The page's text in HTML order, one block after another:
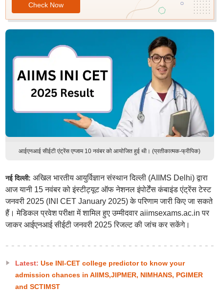
Check Now
आईएनआई सीईटी एंट्रेंस एग्जाम 10 नवंबर को आयोजित हुई थी। (प्रतीकात्मक-फ्रीपिक)
नई दिल्ली: अखिल भारतीय आयुर्विज्ञान संस्थान दिल्ली (AIIMS Delhi) द्वारा
आज यानी 15 नवंबर को इंस्टीट्यूट ऑफ नेशनल इंपोर्टेंस कंबाइंड एंट्रेंस टेस्ट
जनवरी 2025 (INI CET January 2025) के परिणाम जारी किए जा सकते
हैं। मेडिकल प्रवेश परीक्षा में शामिल हुए उम्मीदवार aiimsexams.ac.in पर
जाकर आईएनआई सीईटी जनवरी 2025 रिजल्ट की जांच कर सकेंगे।
Latest: Use INI-CET college predictor to know your
admission chances in AIIMS,JIPMER, NIMHANS, PGIMER
and SCTIMST